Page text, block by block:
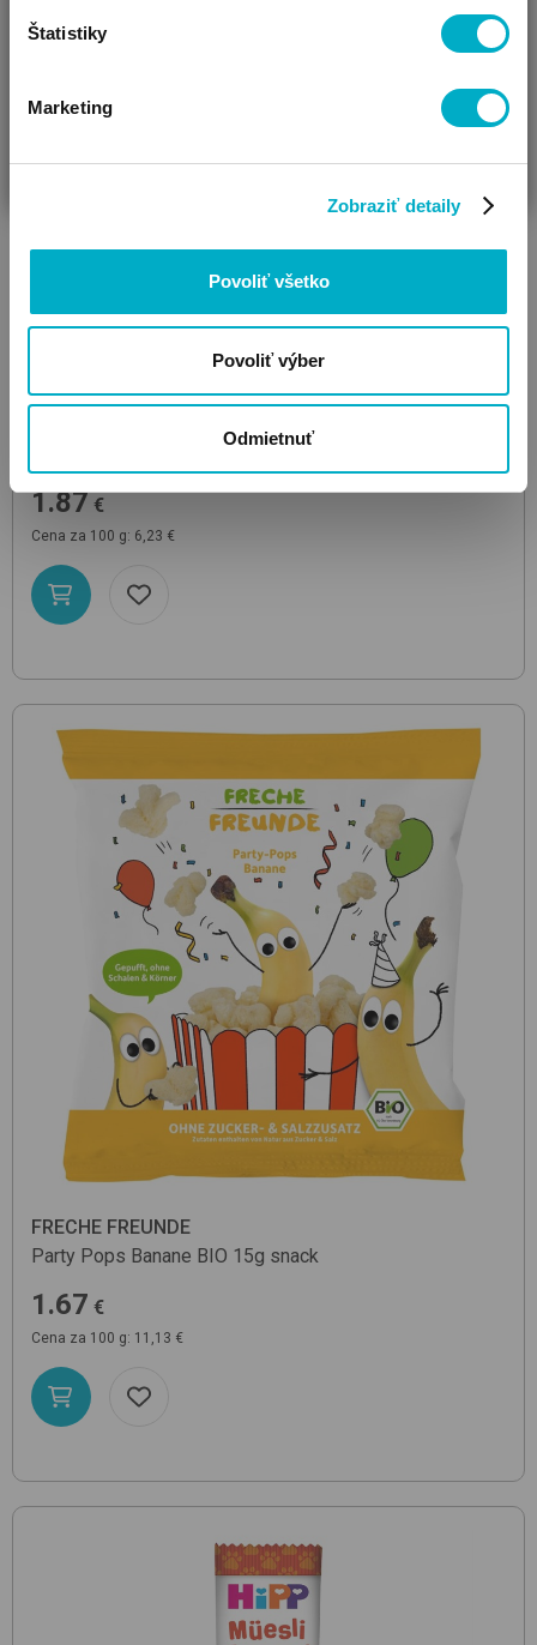
Štatistiky
Marketing
Zobraziť detaily
Povoliť všetko
Povoliť výber
Odmietnuť
1.87 €
Cena za 100 g: 6,23 €
FRECHE FREUNDE
Party Pops Banane BIO 15g snack
1.67 €
Cena za 100 g: 11,13 €